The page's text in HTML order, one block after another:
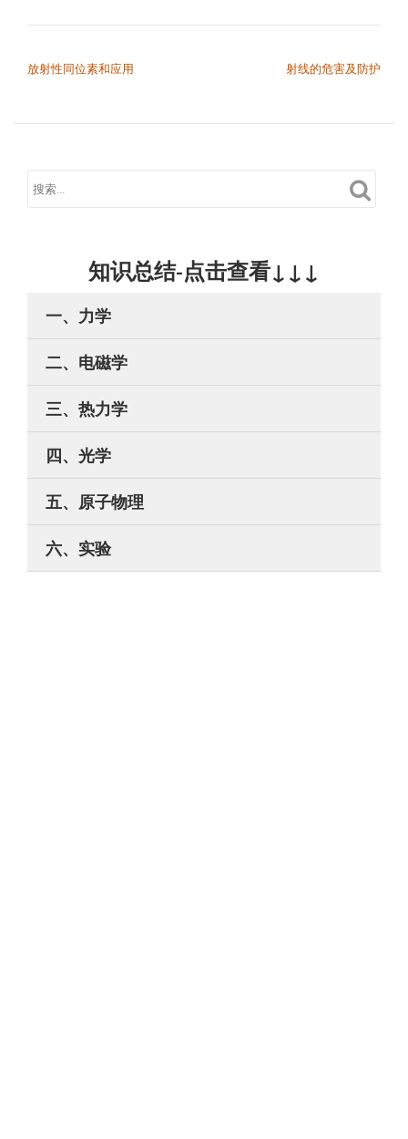
放射性同位素和应用 射线的危害及防护
知识总结-点击查看↓↓↓
一、力学
二、电磁学
三、热力学
四、光学
五、原子物理
六、实验